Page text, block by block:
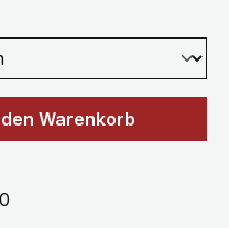
denWarenkorb